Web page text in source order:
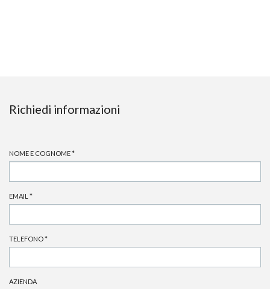
Richiedi informazioni
NOME E COGNOME*
EMAIL *
TELEFONO*
AZIENDA